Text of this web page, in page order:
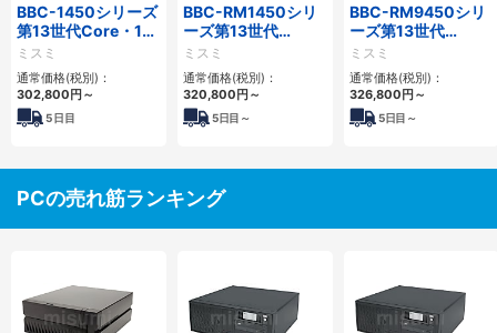
BBC-1450シリーズ
第13世代Core・12
世代Celeron対応小
型フロアマウント
4PCIe
ミスミ
通常価格(税別)：
302,800円～
5日目
BBC-RM1450シリ
ーズ第13世代
Core・12世代
Celeron対応ラック
マウント4PCIe
ミスミ
通常価格(税別)：
320,800円～
5日目～
BBC-RM9450シリ
ーズ第13世代
Core・12世代
Celeron対応ラック
マウント4PCIe
ミスミ
通常価格(税別)：
326,800円～
5日目～
PCの売れ筋ランキング